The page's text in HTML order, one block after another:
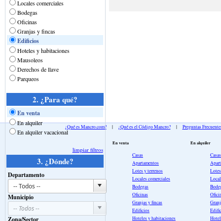
Locales comerciales
Bodegas
Oficinas
Granjas y fincas
Edificios
Hoteles y habitaciones
Mausoleos
Derechos de llave
Parqueos
2. ¿Para qué?
En venta
En alquiler
En alquiler vacacional
limpiar filtros
3. ¿Dónde?
Departamento
Municipio
Zona/Sector
¿Qué es Mancro.com?| ¿Qué es el Código Mancro?| Preguntas
En venta
Casas
Apartamentos
Lotes y terrenos
Locales comerciales
Bodegas
Oficinas
Granjas y fincas
Edificios
Hoteles y habitaciones
En alquiler
Casas